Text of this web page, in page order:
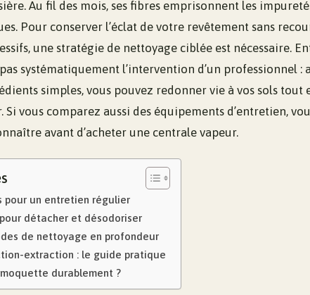
Au fil des mois, ses fibres emprisonnent les
Pour conserver l’éclat de votre revêtement sans
une stratégie de nettoyage ciblée est nécessaire.
systématiquement l’intervention d’un professionnel :
simples, vous pouvez redonner vie à vos sols tout
vous comparez aussi des équipements d’entretien,
avant d’acheter une centrale vapeur.
pour un entretien régulier
détacher et désodoriser
de nettoyage en profondeur
extraction : le guide pratique
durablement ?